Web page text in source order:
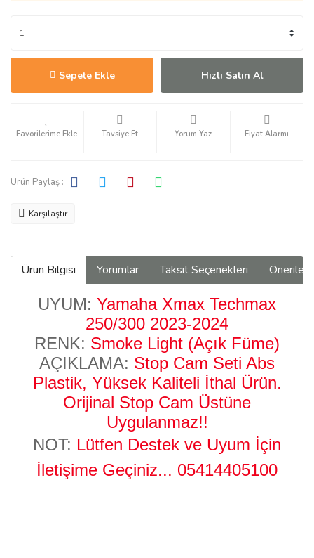
Sepete Ekle Hızlı Satın Al
Tavsiye Et Yorum Yaz Fiyat Alarmı
Ürün Paylaş :
Karşılaştır
Ürün Bilgisi Yorumlar Taksit Seçenekleri
UYUM: Yamaha Xmax Techmax
250/300 2023-2024
RENK: Smoke Light (Açık Füme)
AÇIKLAMA: Stop Cam Seti Abs
Plastik, Yüksek Kaliteli İthal Ürün.
Orijinal Stop Cam Üstüne
Uygulanmaz!!
NOT: Lütfen Destek ve Uyum İçin
İletişime Geçiniz... 05414405100